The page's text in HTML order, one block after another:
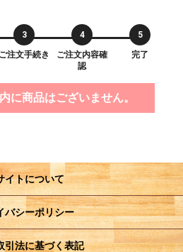
3
ご注文手続き
4
ご注文内容確
認
5
完了
に商品はございません。
イトについて
バシーポリシー
引法に基づく表記